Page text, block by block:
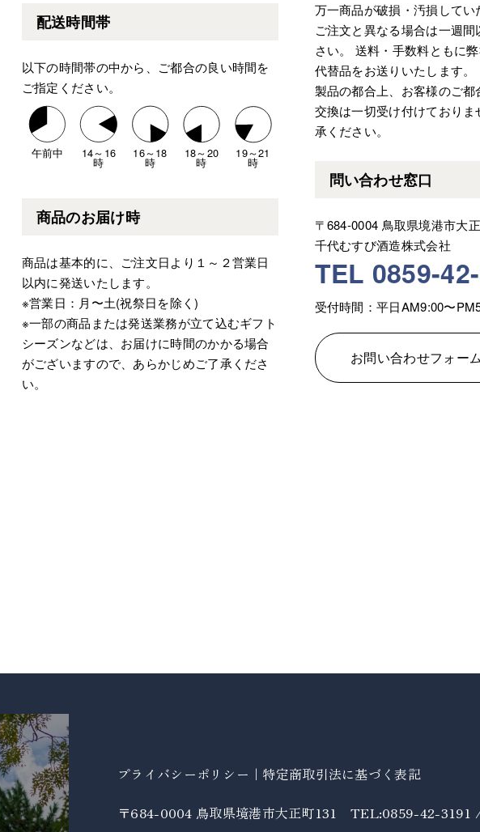
配送時間帯
以下の時間帯の中から、ご都合の良い時間を
ご指定ください。
午前中 14～16
時
16～18
時
18～20
時
19～21
時
商品のお届け時
商品は基本的に、ご注文日より１～２営業日
以内に発送いたします。
※営業日：月〜土(祝祭日を除く)
※一部の商品または発送業務が立て込むギフト
シーズンなどは、お届けに時間のかかる場合
がございますので、あらかじめご了承くださ
い。
万一商品が破損・汚損してい
ご注文と異なる場合は一週
さい。 送料・手数料ともに
代替品をお送りいたします。
製品の都合上、お客様のご都
交換は一切受け付けておりま
承ください。
問い合わせ窓口
〒684-0004 鳥取県境港市大
千代むすび酒造株式会社
TEL 0859-
受付時間：平日AM9:00〜
お問い合わせフォー
プライバシーポリシー ｜ 特定商取引法に基づく表記
〒684-0004 鳥取県境港市大正町131 TEL:0859-42-3191